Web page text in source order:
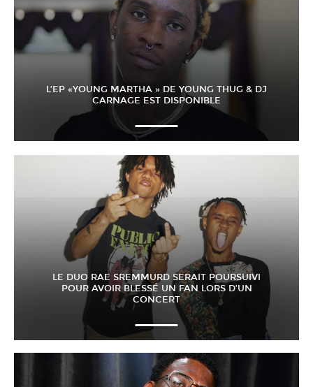
L’EP «YOUNG MARTHA » DE YOUNG THUG & DJ
CARNAGE EST DISPONIBLE
LE DUO RAE SREMMURD SERAIT POURSUIVI
POUR AVOIR BLESSÉ UN FAN LORS D’UN
CONCERT